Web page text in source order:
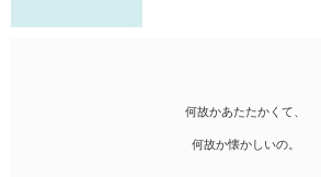
何故かあたたかくて、
何故か懐かしいの。